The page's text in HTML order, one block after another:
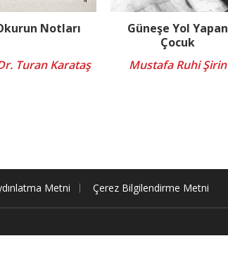
Notları
Turan Karataş
Güneşe Yol Yapan
Çocuk
Mustafa Ruhi Şirin
Metni Çerez Bilgilendirme Metni